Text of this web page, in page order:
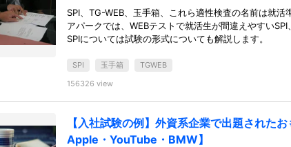
SPI、TG-WEB、玉手箱、これら適性検査の名前は就
アパークでは、WEBテストで就活生が間違えやすい
SPIについては試験の形式についても解説します。
SPI 玉手箱
TGWEB
156326 view
【入社試験の例】外資系企業で出題された
Apple・YouTube・BMW】